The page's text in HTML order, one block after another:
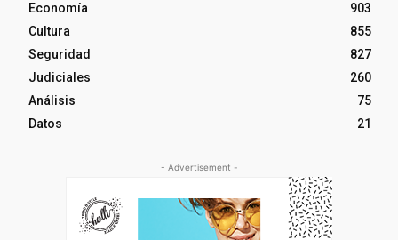
Economía
903
Cultura
855
Seguridad
827
Judiciales
260
Análisis
75
Datos
21
- Advertisement -